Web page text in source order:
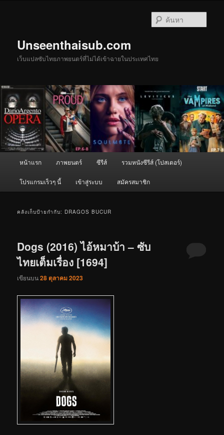
Unseenthaisub.com
เว็บแปลซับไทยภาพยนตร์ที่ไม่ได้เข้าฉายในประเทศไทย
หน้าแรก ภาพยนตร์ ซีรีส์ รวมหนังซีรีส์ (โปสเตอร์)
โปรแกรมเร็วๆ นี้ เข้าสู่ระบบ สมัครสมาชิก
คลังเก็บป้ายกำกับ: DRAGOS BUCUR
Dogs (2016) ไอ้หมาบ้า – ซับ
ไทยเต็มเรื่อง [1694]
เขียนบน28 ตุลาคม 2023